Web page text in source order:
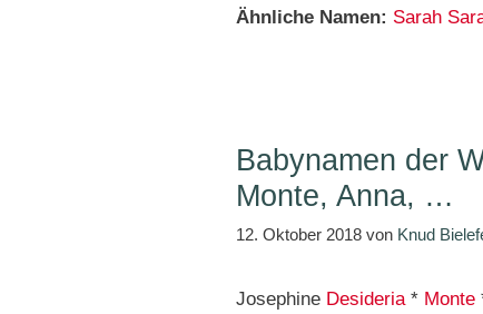
Ähnliche Namen: Sarah
Babynamen der
Monte, Anna, …
12. Oktober 2018 von Knud
Josephine Desideria * Monte